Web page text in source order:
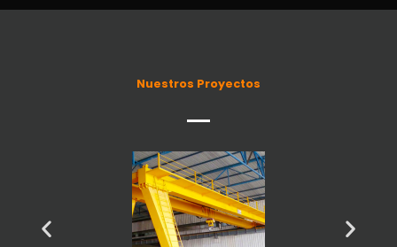
Nuestros Proyectos